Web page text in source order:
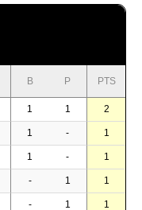
B P PTS
1 1 2
1 - 1
1 - 1
- 1 1
- 1 1